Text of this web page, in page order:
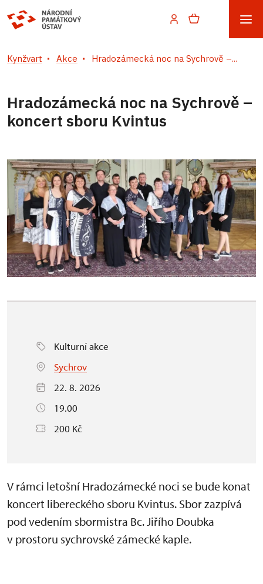
Kynžvart Akce Hradozámecká noc na Sychrově –...
Hradozámecká noc na Sychrově –
koncert sboru Kvintus
Kulturní akce
Sychrov
22. 8. 2026
19.00
200 Kč
V rámci letošní Hradozámecké noci se bude konat
koncert libereckého sboru Kvintus. Sbor zazpívá
pod vedením sbormistra Bc. Jiřího Doubka
v prostoru sychrovské zámecké kaple.